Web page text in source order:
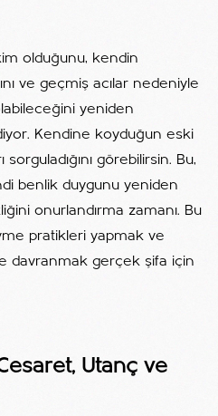
olduğunu, kendin
ve geçmiş acılar nedeniyle
yeniden
Kendine koyduğun eski
görebilirsin. Bu,
benlik duygunu yeniden
onurlandırma zamanı. Bu
pratikleri yapmak ve
davranmak gerçek şifa için
Utanç ve